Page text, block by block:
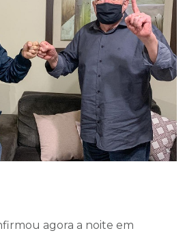
agora a noite em